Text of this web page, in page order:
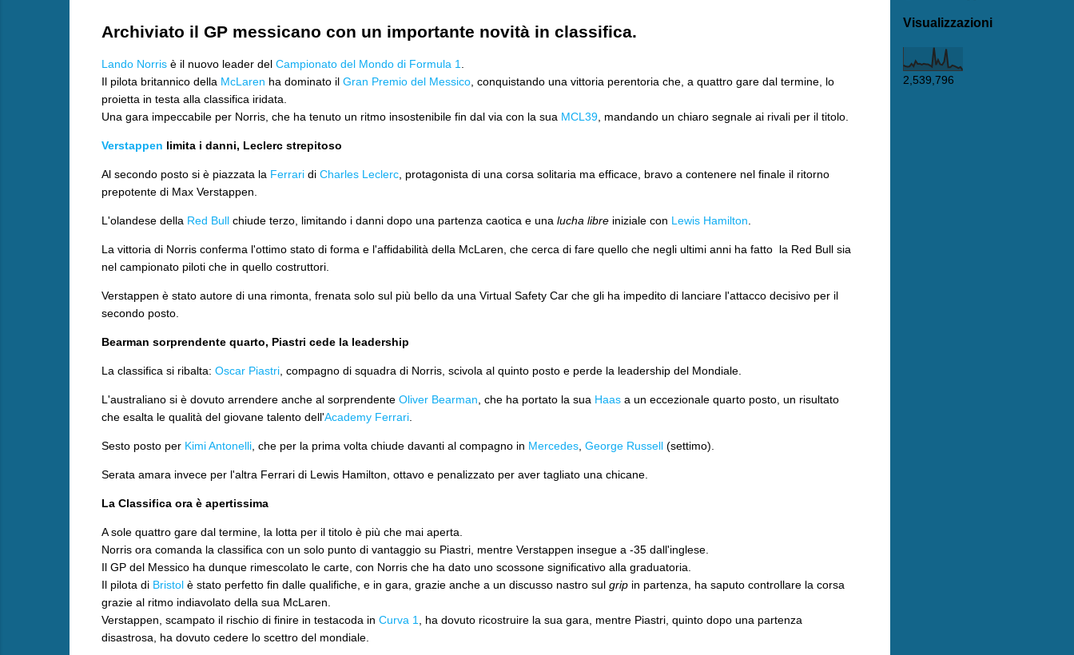
Visualizzazioni
2,539,796
Archiviato il GP messicano con un importante novità in classifica.
Lando Norrisè il nuovo leader del Campionato del Mondo di Formula 1
Il pilota britannico della McLaren ha dominato il Gran Premio del Messico, conquistando una vittoria perentoria che, a quattro gare dal termine, lo
proietta in testa alla classifica iridata.
Una gara impeccabile per Norris, che ha tenuto un ritmo insostenibile fin dal via con la sua MCL39, mandando un chiaro segnale ai rivali per il titolo.
Verstappen limita i danni, Leclerc strepitoso
​Al secondo posto si è piazzata la Ferraridi Charles Leclerc, protagonista di una corsa solitaria ma efficace, bravo a contenere nel finale il ritorno
prepotente di Max Verstappen.
L'olandese della Red Bullchiude terzo, limitando i danni dopo una partenza caotica e una lucha libreiniziale con Lewis Hamilton
La vittoria di Norris conferma l'ottimo stato di forma e l'affidabilità della McLaren, che cerca di fare quello che negli ultimi anni ha fatto la Red Bull sia
nel campionato piloti che in quello costruttori.
Verstappen è stato autore di una rimonta, frenata solo sul più bello da una Virtual Safety Car che gli ha impedito di lanciare l'attacco decisivo per il
secondo posto.
Bearman sorprendente quarto, Piastri cede la leadership
​La classifica si ribalta: Oscar Piastri, compagno di squadra di Norris, scivola al quinto posto e perde la leadership del Mondiale.
L'australiano si è dovuto arrendere anche al sorprendente Oliver Bearman , che ha portato la sua Haasa un eccezionale quarto posto, un risultato
che esalta le qualità del giovane talento dell'Academy Ferrari.
Sesto posto per Kimi Antonelli, che per la prima volta chiude davanti al compagno in Mercedes, George Russell(settimo).
Serata amara invece per l'altra Ferrari di Lewis Hamilton, ottavo e penalizzato per aver tagliato una chicane.
La Classifica ora è apertissima
​A sole quattro gare dal termine, la lotta per il titolo è più che mai aperta.
Norris ora comanda la classifica con un solo punto di vantaggio su Piastri, mentre Verstappen insegue a -35 dall'inglese.
Il GP del Messico ha dunque rimescolato le carte, con Norris che ha dato uno scossone significativo alla graduatoria.
Il pilota di Bristolè stato perfetto fin dalle qualifiche, e in gara, grazie anche a un discusso nastro sul gripin partenza, ha saputo controllare la corsa
grazie al ritmo indiavolato della sua McLaren.
Verstappen, scampato il rischio di finire in testacoda in Curva 1
, ha dovuto ricostruire la sua gara, mentre Piastri, quinto dopo una partenza
disastrosa, ha dovuto cedere lo scettro del mondiale.